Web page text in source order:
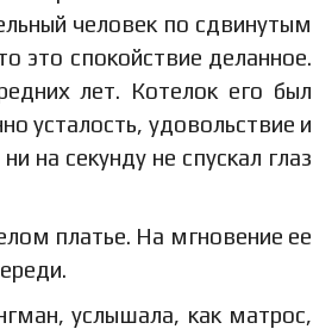
человек по сдвинутым
это спокойствие деланное.
лет. Котелок его был
усталость, удовольствие и
на секунду не спускал глаз
платье. На мгновение ее
услышала, как матрос,